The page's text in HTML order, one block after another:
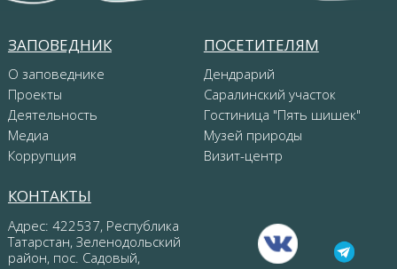
ЗАПОВЕДНИК
О заповеднике
Проекты
Деятельность
Медиа
Коррупция
ПОСЕТИТЕЛЯМ
Дендрарий
Саралинский участок
Гостиница "Пять шишек"
Музей природы
Визит-центр
КОНТАКТЫ
Адрес: 422537, Республика
Татарстан, Зеленодольский
район, пос. Садовый,